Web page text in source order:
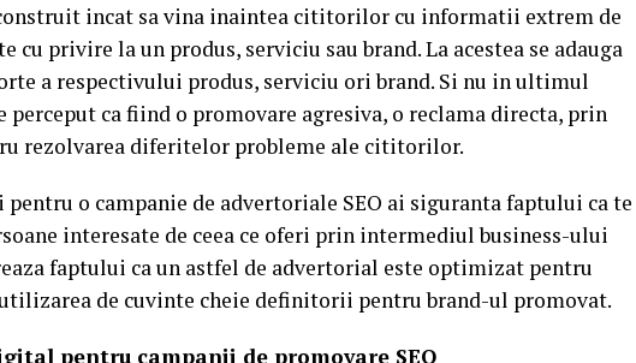
incat sa vina inaintea cititorilor cu informatii extrem de
cu privire la un produs, serviciu sau brand. La acestea se adauga
a respectivului produs, serviciu ori brand. Si nu in ultimul
perceput ca fiind o promovare agresiva, o reclama directa, prin
rezolvarea diferitelor probleme ale cititorilor.
o campanie de advertoriale SEO ai siguranta faptului ca te
interesate de ceea ce oferi prin intermediul business-ului
faptului ca un astfel de advertorial este optimizat pentru
de cuvinte cheie definitorii pentru brand-ul promovat.
pentru campanii de promovare SEO